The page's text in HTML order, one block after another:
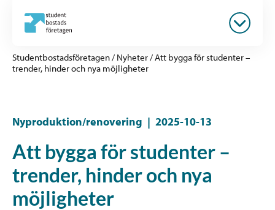
Studentbostadsföretagen/ Nyheter/Att bygga för studenter –
trender, hinder och nya möjligheter
Nyproduktion/renovering | 2025-10-13
Att bygga för studenter –
trender, hinder och nya
möjligheter